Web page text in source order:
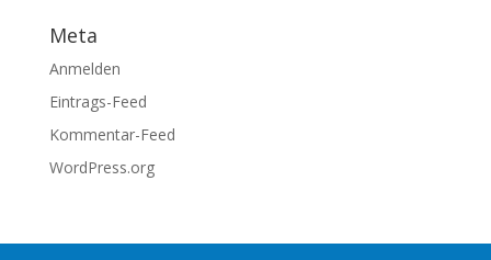
Meta
Anmelden
Eintrags-Feed
Kommentar-Feed
WordPress.org